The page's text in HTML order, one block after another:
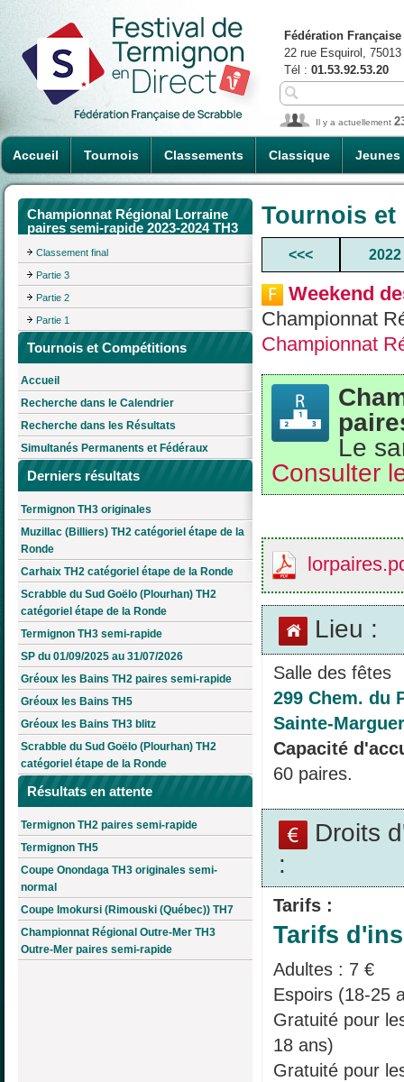
Accueil Tournois Classements Classique Jeunes
Fédération
22 rue Esquirol,
Tél : 01.53.92.53.20
Il y a actuellement
Championnat Régional Lorraine
paires semi-rapide 2023-2024 TH3
Classement final
Partie 3
Partie 2
Partie 1
Tournois et Compétitions
Accueil
Recherche dans le Calendrier
Recherche dans les Résultats
Simultanés Permanents et Fédéraux
Derniers résultats
Termignon TH3 originales
Muzillac (Billiers) TH2 catégoriel étape de la
Ronde
Carhaix TH2 catégoriel étape de la Ronde
Scrabble du Sud Goëlo (Plourhan) TH2
catégoriel étape de la Ronde
Termignon TH3 semi-rapide
SP du 01/09/2025 au 31/07/2026
Gréoux les Bains TH2 paires semi-rapide
Gréoux les Bains TH5
Gréoux les Bains TH3 blitz
Scrabble du Sud Goëlo (Plourhan) TH2
catégoriel étape de la Ronde
Résultats en attente
Termignon TH2 paires semi-rapide
Termignon TH5
Coupe Onondaga TH3 originales semi-
normal
Coupe Imokursi (Rimouski (Québec)) TH7
Championnat Régional Outre-Mer TH3
Outre-Mer paires semi-rapide
Tournois
<<< 2022
Weekend
Championnat
Championnat
Le
Consulter
Lieu :
Salle des fêtes
299 Chem. du
Sainte-
Capacité
60 paires.
Droits
:
Tarifs :
Tarifs
Adultes : 7 €
Espoirs (18-25
Gratuité pour
18 ans)
Gratuité pour